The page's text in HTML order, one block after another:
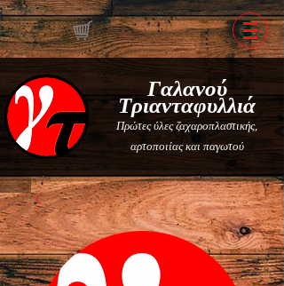
Γαλανού
Τριανταφυλλιά
Πρώτες ύλες ζαχαροπλαστικής,
αρτοποιίας και παγωτού